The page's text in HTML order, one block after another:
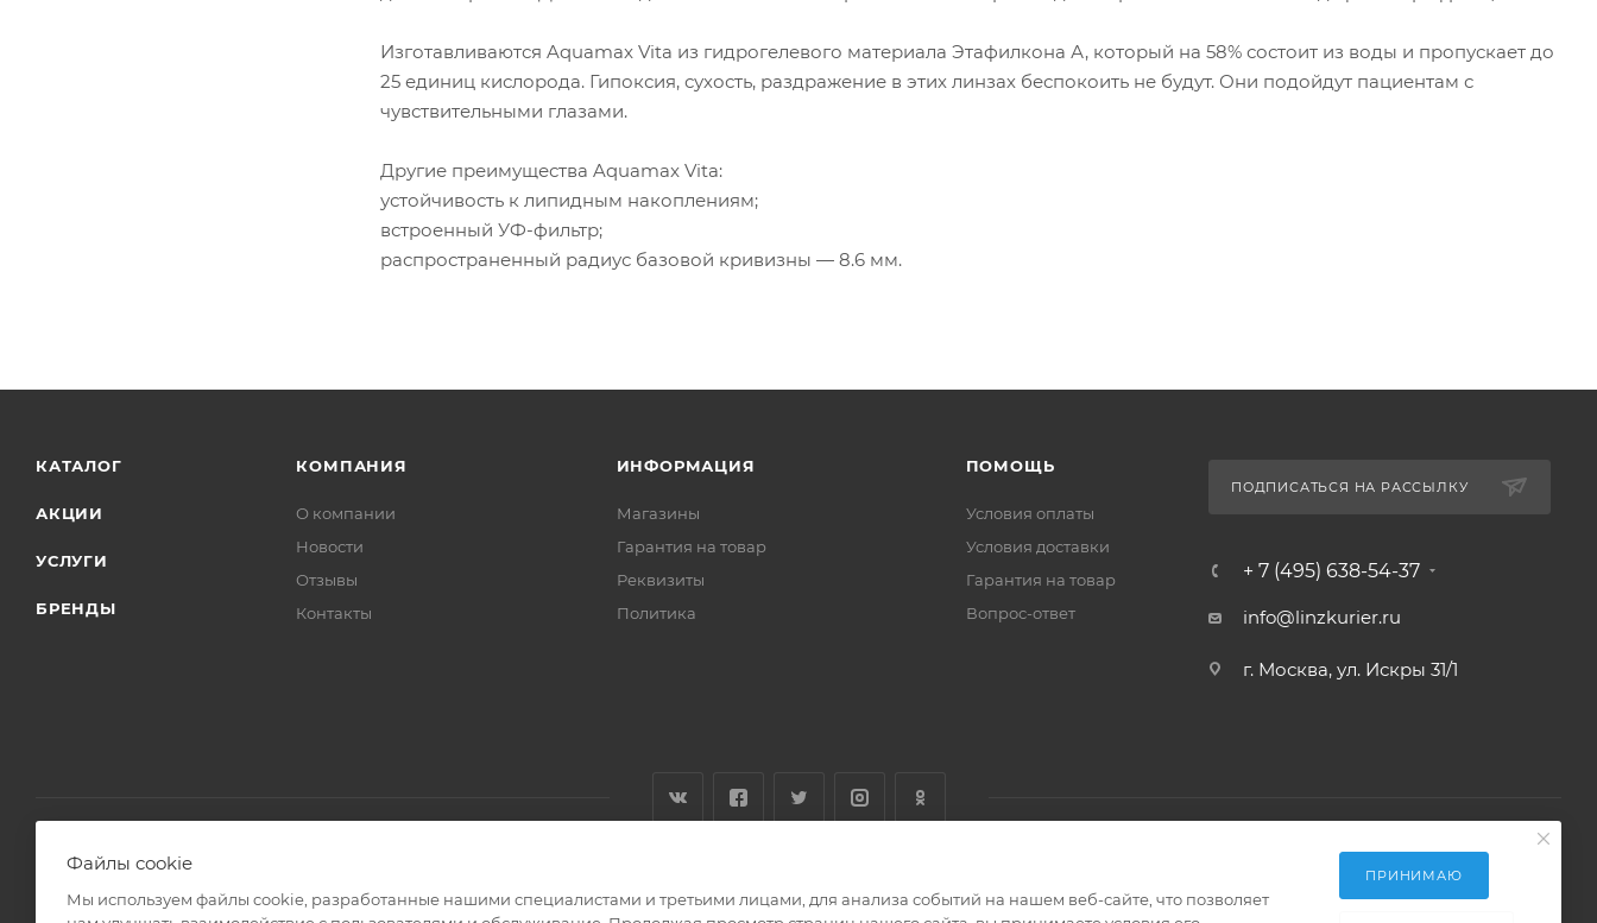
Изготавливаются Aquamax Vita из гидрогелевого материала Этафилкона А, который на 58% состоит из воды и пропускает до
25 единиц кислорода. Гипоксия, сухость, раздражение в этих линзах беспокоить не будут. Они подойдут пациентам с
чувствительными глазами.
Другие преимущества Aquamax Vita:
устойчивость к липидным накоплениям;
встроенный УФ-фильтр;
распространенный радиус базовой кривизны — 8.6 мм.
КАТАЛОГ
АКЦИИ
УСЛУГИ
БРЕНДЫ
КОМПАНИЯ
О компании
Новости
Отзывы
Контакты
ИНФОРМАЦИЯ
Магазины
Гарантия на товар
Реквизиты
Политика
ПОМОЩЬ
Условия оплаты
Условия доставки
Гарантия на товар
Вопрос-ответ
ПОДПИСАТЬСЯ НА РАССЫЛКУ
+ 7 (495) 638-54-37
info@linzkurier.ru
г. Москва, ул. Искры 31/1
2008 - 2026 © Интернет магазин Линз Курьер
Файлы cookie
Мы используем файлы cookie, разработанные нашими специалистами и третьими лицами, для анализа событий на нашем веб-сайте, что позволяет
ПРИНИМАЮ